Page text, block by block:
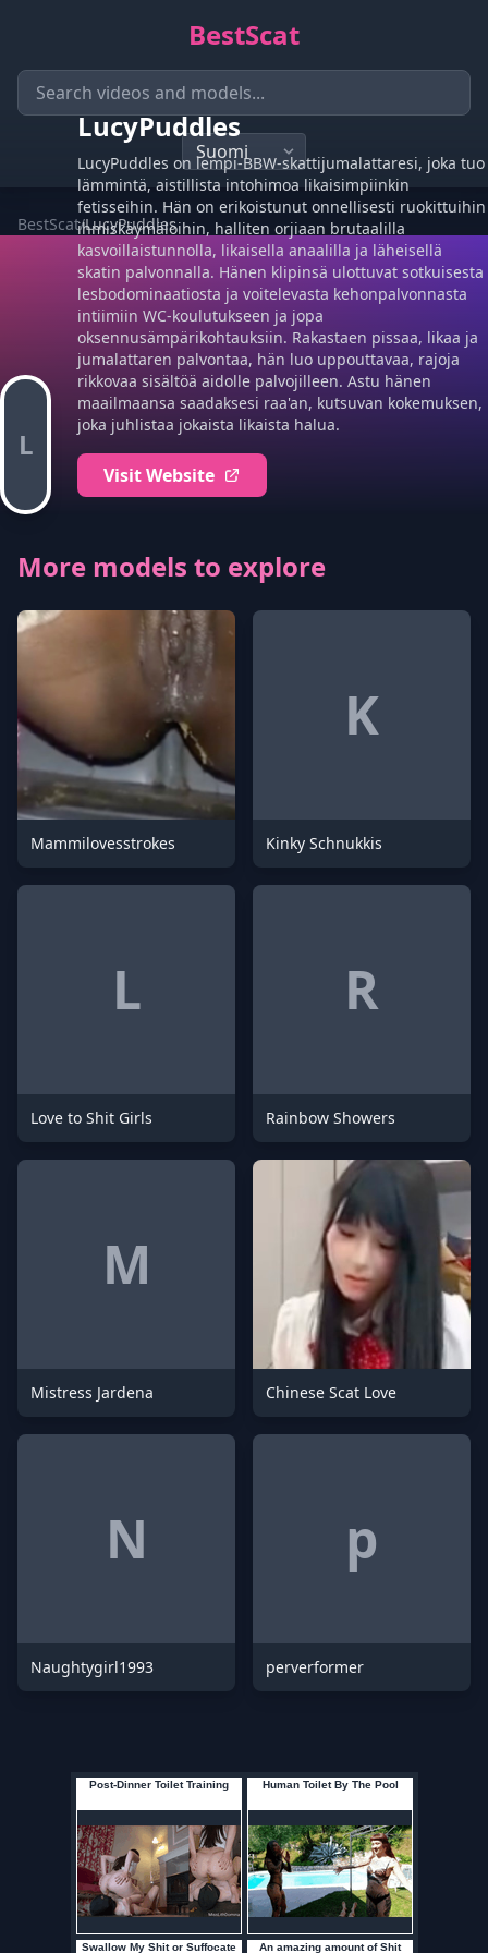
BestScat
BestScat/LucyPuddles
L
LucyPuddles
LucyPuddles on lempi-BBW-skattijumalattaresi, joka tuo
lämmintä, aistillista intohimoa likaisimpiinkin
fetisseihin. Hän on erikoistunut onnellisesti ruokittuihin
ihmiskäymälöihin, halliten orjiaan brutaalilla
kasvoillaistunnolla, likaisella anaalilla ja läheisellä
skatin palvonnalla. Hänen klipinsä ulottuvat sotkuisesta
lesbodominaatiosta ja voitelevasta kehonpalvonnasta
intiimiin WC-koulutukseen ja jopa
oksennusämpärikohtauksiin. Rakastaen pissaa, likaa ja
jumalattaren palvontaa, hän luo uppouttavaa, rajoja
rikkovaa sisältöä aidolle palvojilleen. Astu hänen
maailmaansa saadaksesi raa'an, kutsuvan kokemuksen,
joka juhlistaa jokaista likaista halua.
Visit Website
More models to explore
Mammilovesstrokes
K
Kinky Schnukkis
L
Love to Shit Girls
R
Rainbow Showers
M
Mistress Jardena Chinese Scat Love
N
Naughtygirl1993
p
perverformer